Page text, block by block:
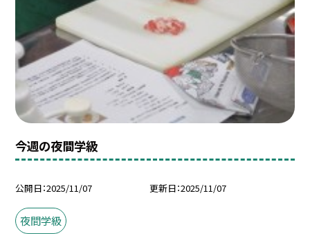
今週の夜間学級
公開日 2025/11/07 更新日 2025/11/07
夜間学級